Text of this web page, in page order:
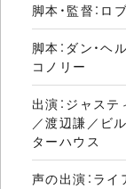
脚本・監督：ロ
脚本：ダン・ヘ
コノリー
出演：ジャス
／渡辺謙／ビ
ターハウス
声の出演：ライ